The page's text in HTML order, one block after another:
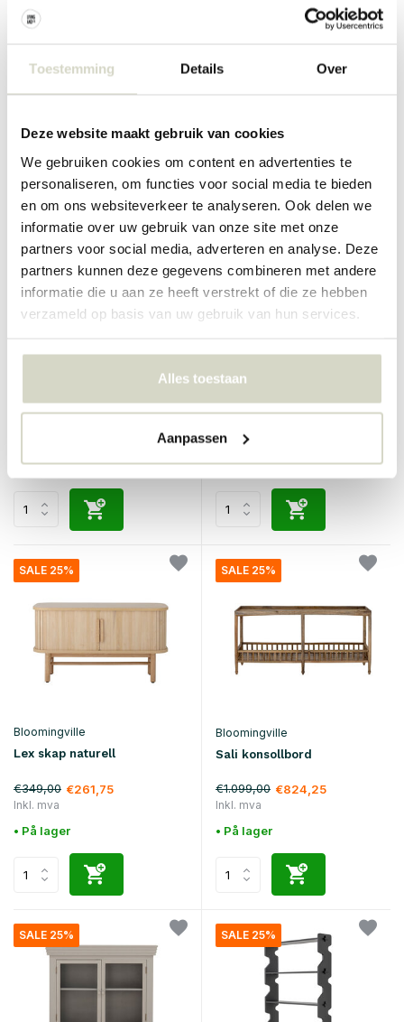
Toestemming Details Over
Deze website maakt gebruik van cookies
We gebruiken cookies om content en advertenties te
personaliseren, om functies voor social media te bieden
en om ons websiteverkeer te analyseren. Ook delen we
informatie over uw gebruik van onze site met onze
partners voor social media, adverteren en analyse. Deze
partners kunnen deze gegevens combineren met andere
informatie die u aan ze heeft verstrekt of die ze hebben
verzameld op basis van uw gebruik van hun services.
Alles toestaan
Aanpassen
Hazem-skap svart
Inkl. mva
Ruthie skap naturlig
Inkl. mva
SALE 25%
• På lager
SALE 25%
Inkl. mva
• På lager
SALE 25%
Bloomingville
Lex skap naturell
€349,00 €261,75
Inkl. mva
• På lager
SALE 25%
Bloomingville
Sali konsollbord
€1.099,00 €824,25
Inkl. mva
• På lager
SALE 25% SALE 25%